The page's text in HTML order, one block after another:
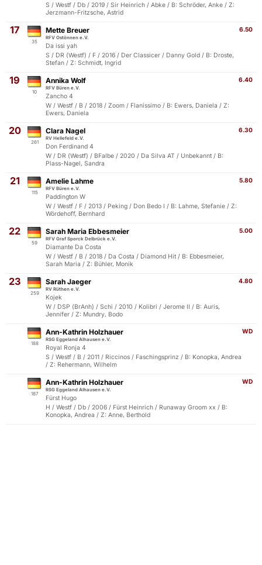
S / Westf / Db / 2019 / Sir Heinrich / Abke / B: Schröder, Anke / Z:
Jerzmann-Fritzsche, Astrid
17
35
6.50
Mette Breuer
RFV Ostönnen e.V.
Da issi yah
S / DR (Westf) / F / 2016 / Der Classicer / Danny Gold / B: Droste,
Stefan / Z: Schmidt, Ingrid
19
10
6.40
Annika Wolf
RFV Büren e.V.
Zancho 4
W / Westf / B / 2018 / Zoom / Flanissimo / B: Ewers, Daniela / Z:
Ewers, Daniela
20
261
6.30
Clara Nagel
RV Hellefeld e.V.
Don Ferdinand 4
W / DR (Westf) / BFalbe / 2020 / Da Silva AT / Unbekannt / B:
Plass-Nagel, Sandra
21
115
5.80
Amelie Lahme
RFV Büren e.V.
Paddington W
W / Westf / F / 2013 / Peking / Don Bedo I / B: Lahme, Stefanie / Z:
Wördehoff, Bernhard
22
59
5.00
Sarah Maria Ebbesmeier
RFV Graf Sporck Delbrück e.V.
Diamante Da Costa
W / Westf / B / 2018 / Da Costa / Diamond Hit / B: Ebbesmeier,
Sarah Maria / Z: Bühler, Monik
23
259
4.80
Sarah Jaeger
RV Rüthen e.V.
Kojek
W / DSP (BrAnh) / Schi / 2010 / Kolibri / Jerome II / B: Auris,
Jennifer / Z: Mundry, Bodo
188
WD
Ann-Kathrin Holzhauer
RSG Eggeland Alhausen e.V.
Royal Ronja 4
S / Westf / B / 2011 / Riccinos / Faschingsprinz / B: Konopka, Andrea
/ Z: Rehermann, Wilhelm
187
WD
Ann-Kathrin Holzhauer
RSG Eggeland Alhausen e.V.
Fürst Hugo
H / Westf / Db / 2006 / Fürst Heinrich / Runaway Groom xx / B:
Konopka, Andrea / Z: Anne, Berthold